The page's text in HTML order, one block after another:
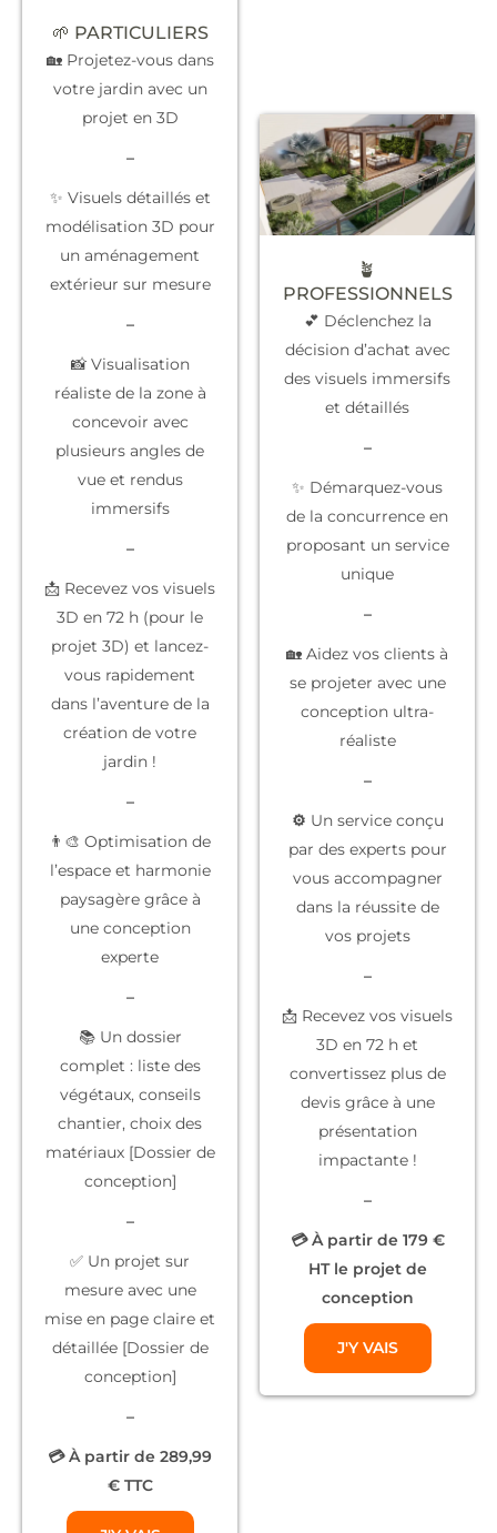
🌱 PARTICULIERS
🏡 Projetez-vous dans
votre jardin avec un
projet en 3D
–
✨ Visuels détaillés et
modélisation 3D pour
un aménagement
extérieur sur mesure
–
📸 Visualisation
réaliste de la zone à
concevoir avec
plusieurs angles de
vue et rendus
immersifs
–
📩 Recevez vos visuels
3D en 72 h (pour le
projet 3D) et lancez-
vous rapidement
dans l’aventure de la
création de votre
jardin !
–
👨‍🎨 Optimisation de
l’espace et harmonie
paysagère grâce à
une conception
experte
–
📚 Un dossier
complet : liste des
végétaux, conseils
chantier, choix des
matériaux [Dossier de
conception]
–
✅ Un projet sur
mesureavec une
mise en page claire et
détaillée [Dossier de
conception]
–
💳 À partir de 289,99
€ TTC
🪴
PROFESSIONNELS
💕 Déclenchez la
décision d’achat avec
des visuels immersifs
et détaillés
–
✨ Démarquez-vous
de la concurrence en
proposant un service
unique
–
🏡 Aidez vos clients à
se projeter avec une
conception ultra-
réaliste
–
⚙️ Un service conçu
par des expertspour
vous accompagner
dans la réussite de
vos projets
–
📩 Recevez vos visuels
3D en 72 h et
convertissez plus de
devis grâce à une
présentation
impactante !
–
💳 À partir de 179 €
HT le projet de
conception
J'Y VAIS